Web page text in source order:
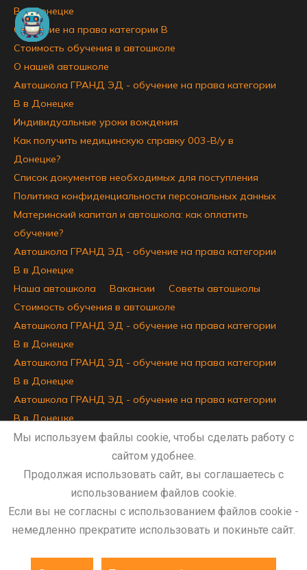
B в Донецке
Обучение на права категории B
Стоимость обучения в автошколе
О нашей автошколе
Автошкола ГРАНД ЭД - обучение на права категории
B в Донецке
Индивидуальные уроки вождения
Как получить медицинскую справку 003-В/у в
Донецке?
Список документов необходимых для поступления
Политика конфиденциальности персональных данных
Материнский капитал и автошкола: как оплатить
обучение?
Автошкола ГРАНД ЭД - обучение на права категории
B в Донецке
Наша автошкола
Вакансии
Советы автошколы
Стоимость обучения в автошколе
Автошкола ГРАНД ЭД - обучение на права категории
B в Донецке
Автошкола ГРАНД ЭД - обучение на права категории
B в Донецке
Автошкола ГРАНД ЭД - обучение на права категории
B в Донецке
Автошкола ГРАНД ЭД - обучение на права категории
Сведения об образовательной организации
Мы используем файлы cookie, чтобы сделать работу с
сайтом удобнее.
Продолжая использовать сайт, вы соглашаетесь с
использованием файлов cookie.
Если вы не согласны с использованием файлов cookie -
немедленно прекратите использовать и покиньте сайт.